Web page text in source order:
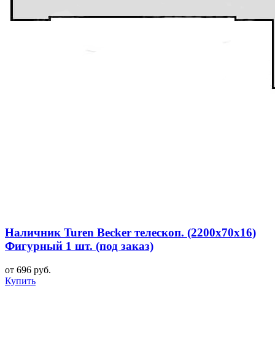
Наличник Turen Becker телескоп. (2200x70x16)
Фигурный 1 шт. (под заказ)
от 696 руб.
Купить